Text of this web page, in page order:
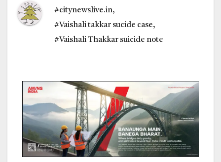
#citynewslive.in,
#Vaishali takkar sucide case,
#Vaishali Thakkar suicide note